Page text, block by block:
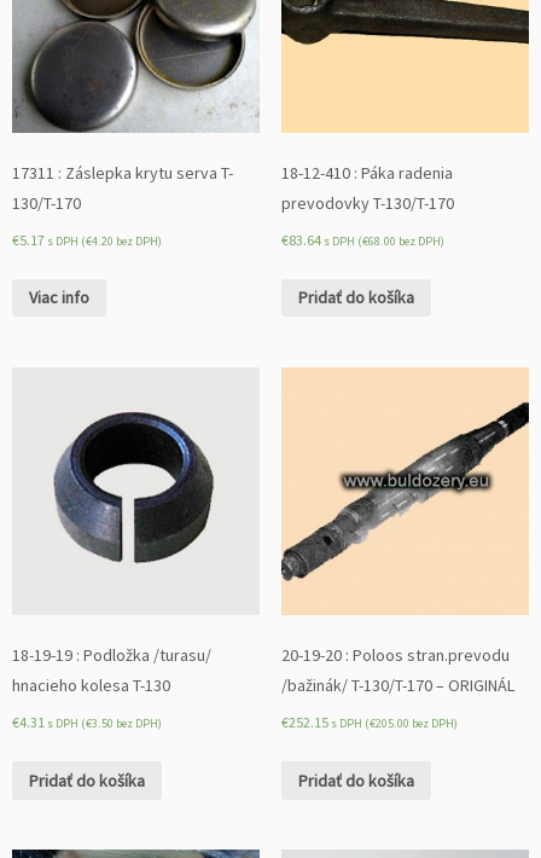
17311 : Záslepka krytu serva T-
130/T-170
€5.17 s DPH (€4.20 bez DPH)
Viac info
18-12-410 : Páka radenia
prevodovky T-130/T-170
€83.64 s DPH (€68.00 bez DPH)
Pridať do košíka
18-19-19 : Podložka /turasu/
hnacieho kolesa T-130
€4.31 s DPH (€3.50 bez DPH)
Pridať do košíka
20-19-20 : Poloos stran.prevodu
/bažinák/ T-130/T-170 – ORIGINÁL
€252.15 s DPH (€205.00 bez DPH)
Pridať do košíka